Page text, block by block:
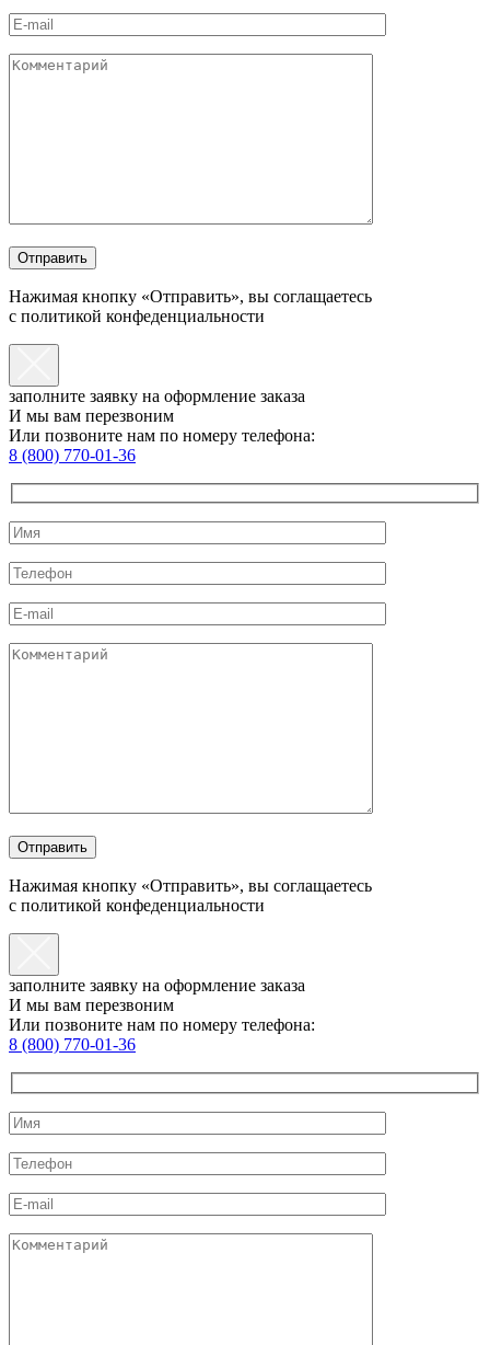
Нажимая кнопку «Отправить», вы соглащаетесь
с политикой конфеденциальности
заполните заявку на оформление заказа
И мы вам перезвоним
Или позвоните нам по номеру телефона:
8 (800) 770-01-36
Нажимая кнопку «Отправить», вы соглащаетесь
с политикой конфеденциальности
заполните заявку на оформление заказа
И мы вам перезвоним
Или позвоните нам по номеру телефона:
8 (800) 770-01-36